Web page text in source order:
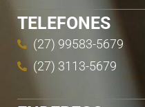
TELEFONES
(27) 99583-5679
(27) 3113-5679